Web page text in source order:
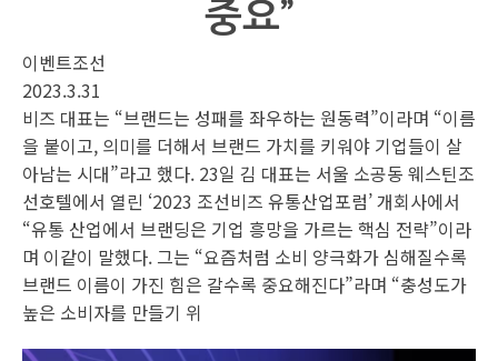
중요”
이벤트조선
2023.3.31
비즈 대표는 “브랜드는 성패를 좌우하는 원동력”이라며 “이름
을 붙이고, 의미를 더해서 브랜드 가치를 키워야 기업들이 살
아남는 시대”라고 했다. 23일 김 대표는 서울 소공동 웨스틴조
선호텔에서 열린 ‘2023 조선비즈 유통산업포럼’ 개회사에서
“유통 산업에서 브랜딩은 기업 흥망을 가르는 핵심 전략”이라
며 이같이 말했다. 그는 “요즘처럼 소비 양극화가 심해질수록
브랜드 이름이 가진 힘은 갈수록 중요해진다”라며 “충성도가
높은 소비자를 만들기 위